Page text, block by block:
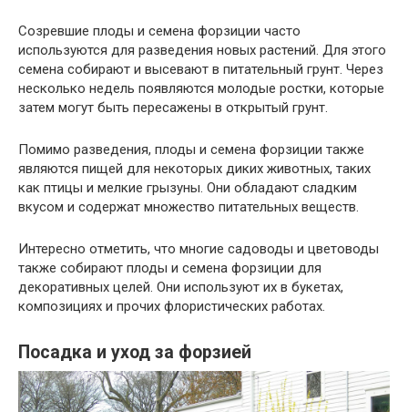
Созревшие плоды и семена форзиции часто
используются для разведения новых растений. Для этого
семена собирают и высевают в питательный грунт. Через
несколько недель появляются молодые ростки, которые
затем могут быть пересажены в открытый грунт.
Помимо разведения, плоды и семена форзиции также
являются пищей для некоторых диких животных, таких
как птицы и мелкие грызуны. Они обладают сладким
вкусом и содержат множество питательных веществ.
Интересно отметить, что многие садоводы и цветоводы
также собирают плоды и семена форзиции для
декоративных целей. Они используют их в букетах,
композициях и прочих флористических работах.
Посадка и уход за форзией